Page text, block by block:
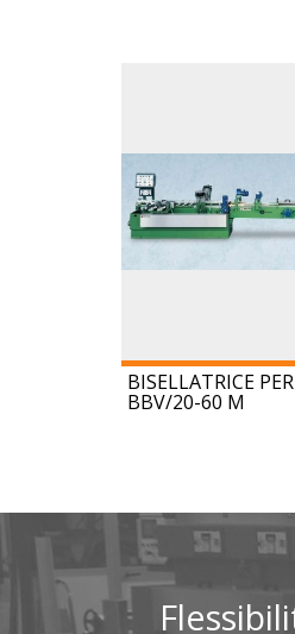
BISELLATRICE
BBV/20-60 M